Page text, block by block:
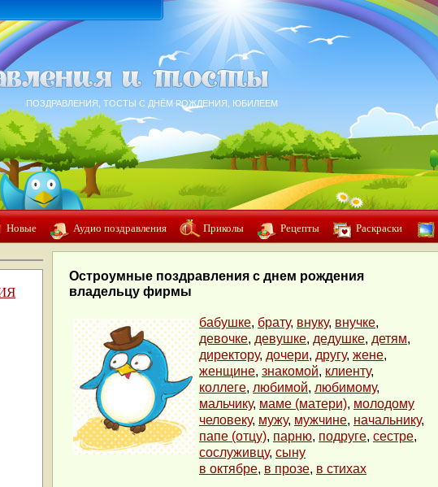
ПОЗДРАВЛЕНИЯ, ТОСТЫ С ДНЁМ РОЖДЕНИЯ, ЮБИЛЕЕМ
Новые Аудио поздравления Приколы Рецепты Раскраски
Остроумные поздравления с днем рождения
владельцу фирмы
бабушке, брату, внуку, внучке,
девочке, девушке, дедушке, детям,
директору, дочери, другу, жене,
женщине, знакомой, клиенту,
коллеге, любимой, любимому,
мальчику, маме (матери), молодому
человеку, мужу, мужчине, начальнику,
папе (отцу), парню, подруге, сестре,
сослуживцу, сыну
в октябре, в прозе, в стихах